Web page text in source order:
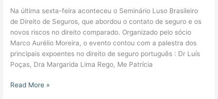
Na última sexta-feira aconteceu o Seminário Luso Brasileiro
de Direito de Seguros, que abordou o contato de seguro e os
novos riscos no direito comparado. Organizado pelo sócio
Marco Aurélio Moreira, o evento contou com a palestra dos
principais expoentes no direito de seguro português : Dr Luís
Poças, Dra Margarida Lima Rego, Me Patrícia
Seguros
Read More »